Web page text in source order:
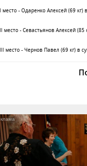
I место - Одаренко Алексей (69 кг)
II место - Севастьянов Алексей (85
III место - Чернов Павел (69 кг) в